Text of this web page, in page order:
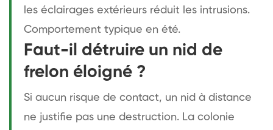
les éclairages extérieurs réduit les intrusions.
Comportement typique en été.
Faut-il détruire un nid de
frelon éloigné ?
Si aucun risque de contact, un nid à distance
ne justifie pas une destruction. La colonie